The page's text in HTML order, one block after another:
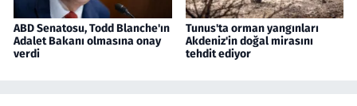
ABD Senatosu, Todd Blanche'ın
Adalet Bakanı olmasına onay
verdi
Tunus'ta orman yangınları
Akdeniz'in doğal mirasını
tehdit ediyor